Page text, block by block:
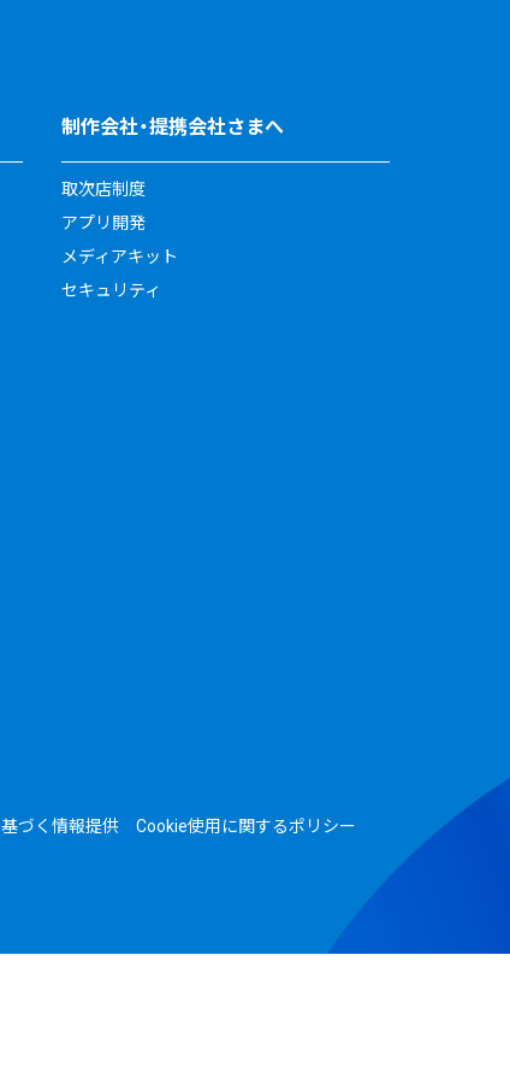
制作会社・提携会社さまへ
取次店制度
アプリ開発
メディアキット
セキュリティ
づく情報提供
Cookie使用に関するポリシー